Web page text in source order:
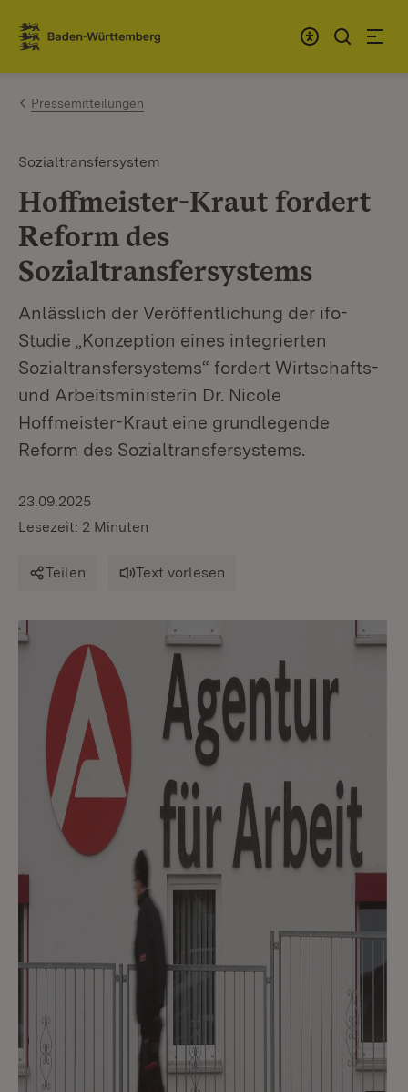
Zum Inhalt springen
Link zur Startseite
Pressemitteilungen
Sozialtransfersystem
Hoffmeister-Kraut fordert
Reform des
Sozialtransfersystems
Anlässlich der Veröffentlichung der ifo-
Studie „Konzeption eines integrierten
Sozialtransfersystems“ fordert Wirtschafts-
und Arbeitsministerin Dr. Nicole
Hoffmeister-Kraut eine grundlegende
Reform des Sozialtransfersystems.
23.09.2025
Lesezeit: 2 Minuten
Teilen Text vorlesen